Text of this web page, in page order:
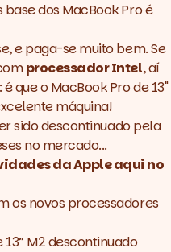
dos MacBook Pro é
e paga-se muito bem. Se
processador Intel, aí
que o MacBook Pro de 13''
máquina!
sido descontinuado pela
no mercado...
da Apple aqui no
os novos processadores
13” M2 descontinuado